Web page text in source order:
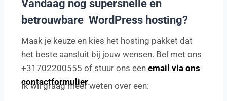
Vandaag nog supersnelle en
betrouwbare WordPress hosting?
Maak je keuze en kies het hosting pakket dat
het beste aansluit bij jouw wensen. Bel met ons
+31702200555 of stuur ons een email via ons
contactformulier.
Ik wil graag meer weten over een: